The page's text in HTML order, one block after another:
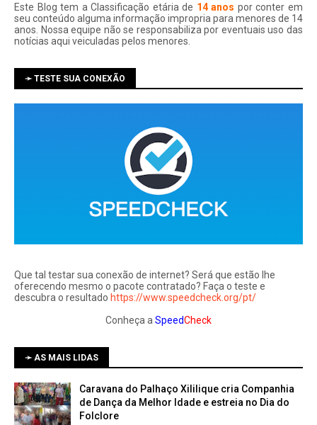
Este Blog tem a Classificação etária de 14 anos por conter em
seu conteúdo alguma informação impropria para menores de 14
anos. Nossa equipe não se responsabiliza por eventuais uso das
notí­cias aqui veiculadas pelos menores.
➛ TESTE SUA CONEXÃO
Que tal testar sua conexão de internet? Será que estão lhe
oferecendo mesmo o pacote contratado? Faça o teste e
descubra o resultado https://www.speedcheck.org/pt/
Conheça a SpeedCheck
➛ AS MAIS LIDAS
Caravana do Palhaço Xililique cria Companhia
de Dança da Melhor Idade e estreia no Dia do
Folclore